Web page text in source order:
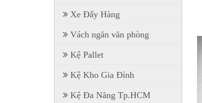
Xe Đẩy Hàng
Vách ngăn văn phòng
Kệ Pallet
Kệ Kho Gia Đình
Kệ Đa Năng Tp.HCM